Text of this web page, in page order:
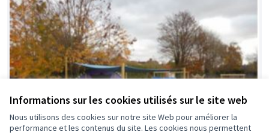
Informations sur les cookies utilisés sur le site web
Nous utilisons des cookies sur notre site Web pour améliorer la
performance et les contenus du site. Les cookies nous permettent